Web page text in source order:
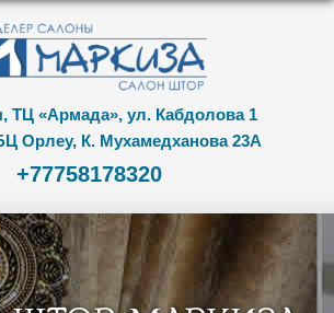
ТЦ «Армада», ул. Кабдолова 1
Орлеу, К. Мухамедханова 23А
+77758178320